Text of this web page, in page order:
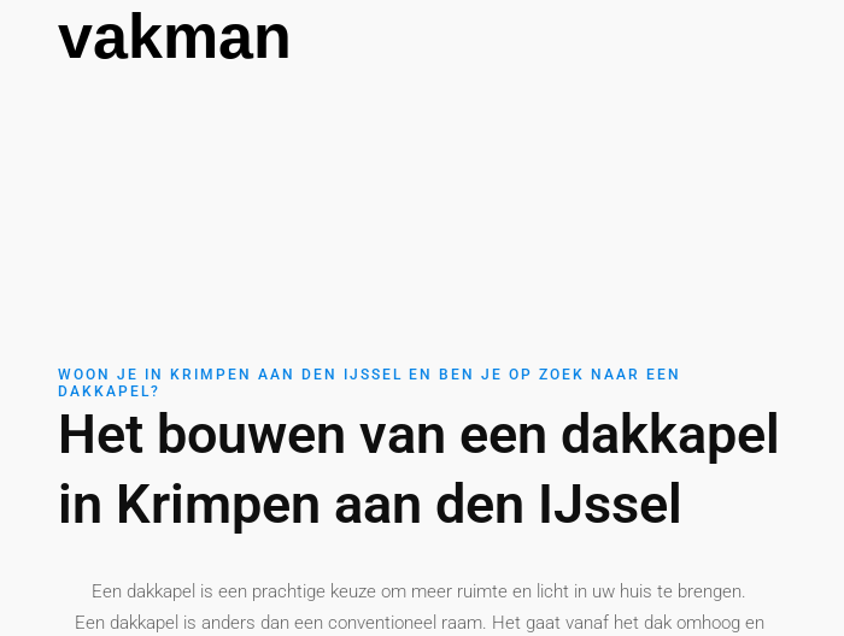
vakman
WOON JE IN KRIMPEN AAN DEN IJSSEL EN BEN JE OP ZOEK NAAR EEN
DAKKAPEL?
Het bouwen van een dakkapel
in Krimpen aan den IJssel
Een dakkapel is een prachtige keuze om meer ruimte en licht in uw huis te brengen.
Een dakkapel is anders dan een conventioneel raam. Het gaat vanaf het dak omhoog en